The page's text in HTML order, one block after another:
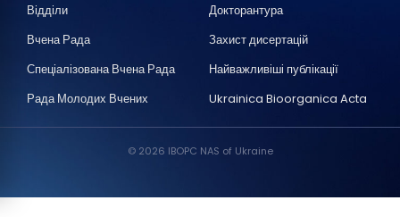
Відділи
Вчена Рада
Спеціалізована Вчена Рада
Рада Молодих Вчених
Докторантура
Захист дисертацій
Найважливіші публікації
Ukrainica Bioorganica Acta
© 2026 IBOPC NAS of Ukraine